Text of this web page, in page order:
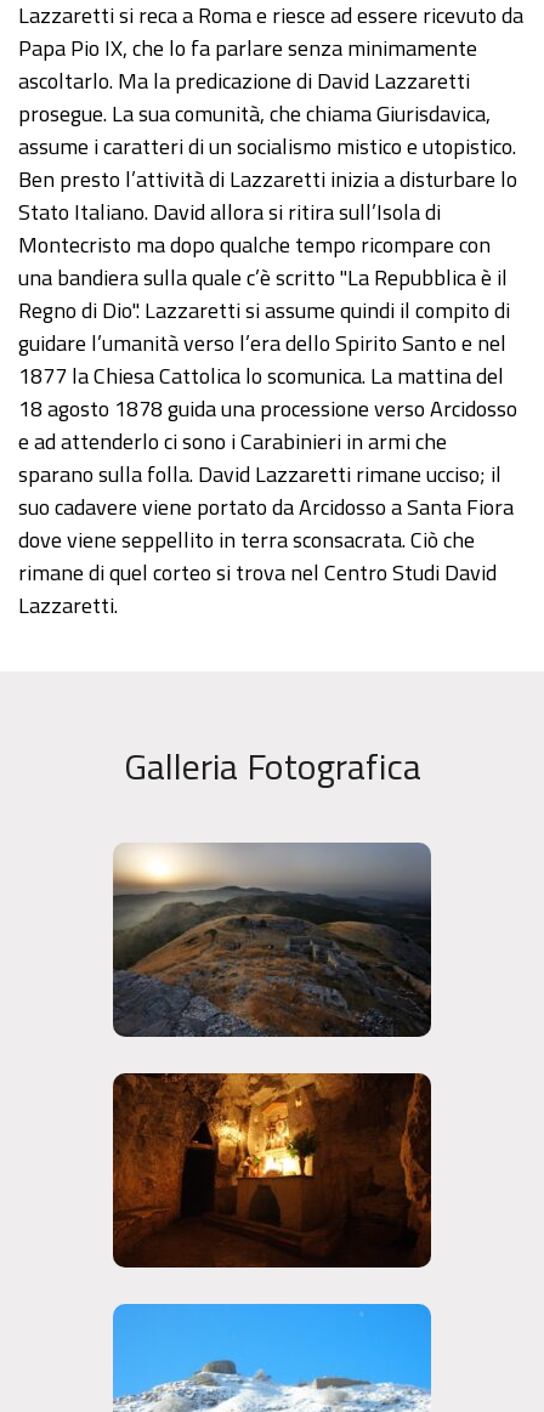
Lazzaretti si reca a Roma e riesce ad essere ricevuto da
Papa Pio IX, che lo fa parlare senza minimamente
ascoltarlo. Ma la predicazione di David Lazzaretti
prosegue. La sua comunità, che chiama Giurisdavica,
assume i caratteri di un socialismo mistico e utopistico.
Ben presto l’attività di Lazzaretti inizia a disturbare lo
Stato Italiano. David allora si ritira sull’Isola di
Montecristo ma dopo qualche tempo ricompare con
una bandiera sulla quale c’è scritto "La Repubblica è il
Regno di Dio". Lazzaretti si assume quindi il compito di
guidare l’umanità verso l’era dello Spirito Santo e nel
1877 la Chiesa Cattolica lo scomunica. La mattina del
18 agosto 1878 guida una processione verso Arcidosso
e ad attenderlo ci sono i Carabinieri in armi che
sparano sulla folla. David Lazzaretti rimane ucciso; il
suo cadavere viene portato da Arcidosso a Santa Fiora
dove viene seppellito in terra sconsacrata. Ciò che
rimane di quel corteo si trova nel Centro Studi David
Lazzaretti.
Galleria Fotografica